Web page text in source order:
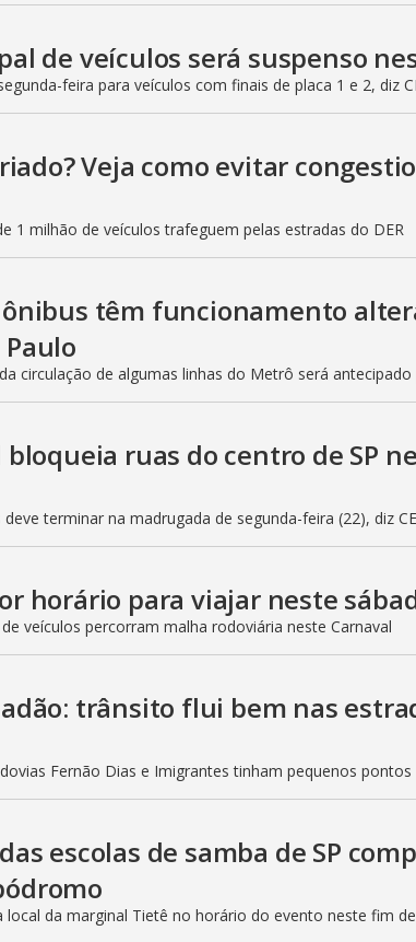
de veículos será suspenso
feira para veículos com finais de placa 1 e 2, diz
Veja como evitar
1 milhão de veículos trafeguem pelas estradas do DER
têm funcionamento
circulação de algumas linhas do Metrô será antecipado
ruas do centro de SP
terminar na madrugada de segunda-feira (22), diz
horário para viajar neste
veículos percorram malha rodoviária neste Carnaval
trânsito flui bem nas
Fernão Dias e Imigrantes tinham pequenos
escolas de samba de SP
da marginal Tietê no horário do evento neste fim